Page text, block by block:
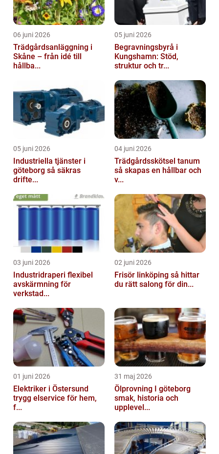
06 juni 2026
Trädgårdsanläggning i
Skåne – från idé till
hållba...
05 juni 2026
Begravningsbyrå i
Kungshamn: Stöd,
struktur och tr...
05 juni 2026
Industriella tjänster i
göteborg så säkras
drifte...
04 juni 2026
Trädgårdsskötsel tanum
så skapas en hållbar och
v...
03 juni 2026
Industridraperi flexibel
avskärmning för
verkstad...
02 juni 2026
Frisör linköping så hittar
du rätt salong för din...
01 juni 2026
Elektriker i Östersund
trygg elservice för hem,
f...
31 maj 2026
Ölprovning I göteborg
smak, historia och
upplevel...